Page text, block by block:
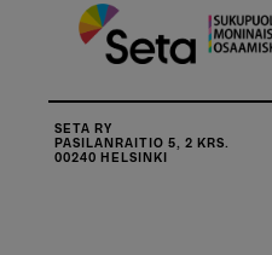
SETA RY
PASILANRAITIO 5, 2 KRS.
00240 HELSINKI